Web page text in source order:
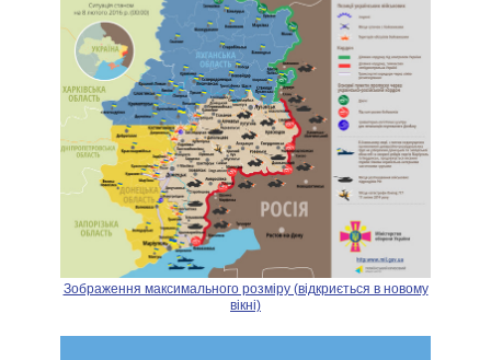
Зображення максимального розміру (відкриється в новому
вікні)